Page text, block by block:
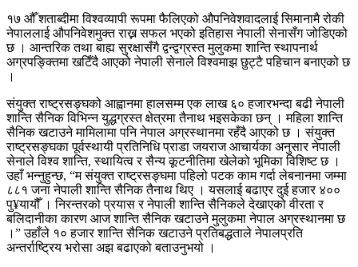
१७ औँ शताब्दीमा विश्वव्यापी रूपमा फैलिएको औपनिवेशवादलाई सिमानामै रोकी
नेपाललाई औपनिवेशमुक्त राख्न सफल भएको इतिहास नेपाली सेनासँग जोडिएको
छ । आन्तरिक तथा बाह्य सुरक्षासँगै द्वन्द्वग्रस्त मुलुकमा शान्ति स्थापनार्थ
अग्रपङ्क्तिमा खटिँदै आएको नेपाली सेनाले विश्वमाझ छुट्टै पहिचान बनाएको छ
।
संयुक्त राष्ट्रसङ्घको आह्वानमा हालसम्म एक लाख ६० हजारभन्दा बढी नेपाली
शान्ति सैनिक विभिन्न युद्धग्रस्त क्षेत्रमा तैनाथ भइसकेका छन् । महिला शान्ति
सैनिक खटाउने मामिलामा पनि नेपाल अग्रस्थानमा रहँदै आएको छ । संयुक्त
राष्ट्रसङ्घका पूर्वस्थायी प्रतिनिधि प्राडा जयराज आचार्यका अनुसार नेपाली
सेनाले विश्व शान्ति, स्थायित्व र सैन्य कूटनीतिमा खेलेको भूमिका विशिष्ट छ ।
उहाँ भन्नुहुन्छ, “म संयुक्त राष्ट्रसङ्घमा पहिलो पटक काम गर्दा लेबनानमा जम्मा
८८१ जना नेपाली शान्ति सैनिक तैनाथ थिए । यसलाई बढाएर दुई हजार ४००
पु¥यायौँ । निरन्तरको प्रयास र नेपाली शान्ति सैनिकले देखाएको वीरता र
बलिदानीका कारण आज शान्ति सैनिक खटाउने मुलुकमा नेपाल अग्रस्थानमा छ
।” उहाँले १० हजार शान्ति सैनिक खटाउने प्रतिबद्धताले नेपालप्रति
अन्तर्राष्ट्रिय भरोसा अझ बढाएको बताउनुभयो ।